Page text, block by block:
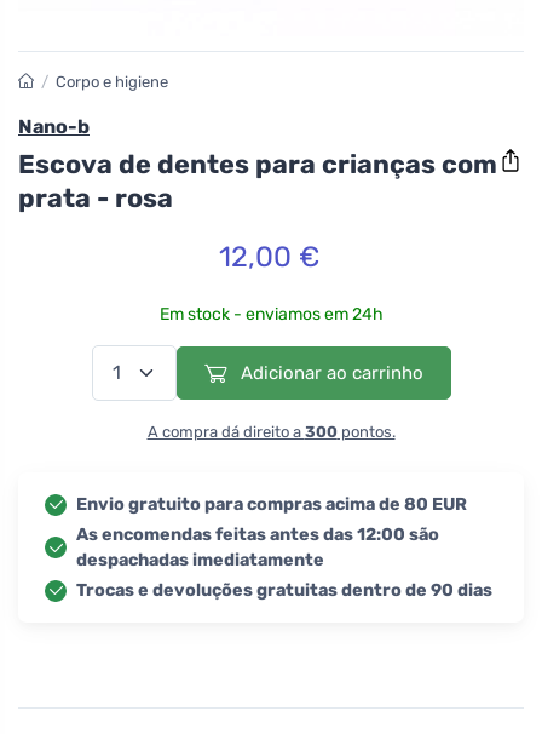
/ Corpo e higiene
Nano-b
Escova de dentes para crianças com
prata - rosa
12,00 €
Em stock - enviamos em 24h
Adicionar ao carrinho
A compra dá direito a 300pontos.
Envio gratuito para compras acima de 80 EUR
As encomendas feitas antes das 12:00 são
despachadas imediatamente
Trocas e devoluções gratuitas dentro de 90 dias